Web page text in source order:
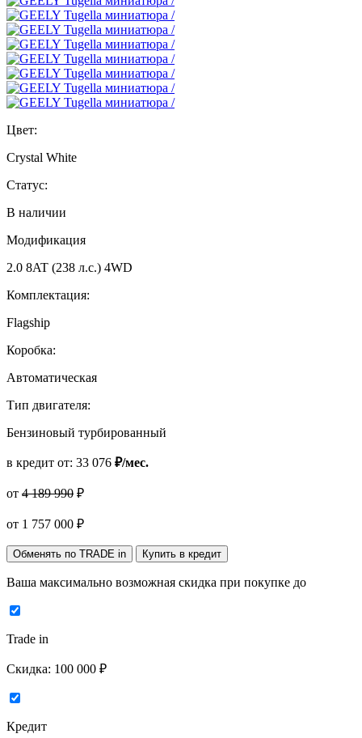
Цвет:
Crystal White
Статус:
В наличии
Модификация
2.0 8AT (238 л.с.) 4WD
Комплектация:
Flagship
Коробка:
Автоматическая
Тип двигателя:
Бензиновый турбированный
в кредит от: 33 076 ₽/мес.
от 4 189 990 ₽
от 1 757 000 ₽
Обменять по TRADE in Купить в кредит
Ваша максимально возможная скидка при покупке до
Trade in
Скидка: 100 000 ₽
Кредит